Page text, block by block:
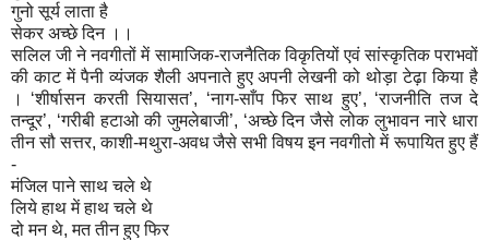
गुनो सूर्य लाता है
सेकर अच्छे दिन ।।
सलिल जी ने नवगीतों में सामाजिक-राजनैतिक विकृतियों एवं सांस्कृतिक पराभवों
की काट में पैनी व्यंजक शैली अपनाते हुए अपनी लेखनी को थोड़ा टेढ़ा किया है
। ‘शीर्षासन करती सियासत’, ‘नाग-साँप फिर साथ हुए’, ‘राजनीति तज दे
तन्दूर’, ‘गरीबी हटाओ की जुमलेबाजी’, ‘अच्छे दिन जैसे लोक लुभावन नारे धारा
तीन सौ सत्तर, काशी-मथुरा-अवध जैसे सभी विषय इन नवगीतो में रूपायित हुए हैं
-
मंजिल पाने साथ चले थे
लिये हाथ में हाथ चले थे
दो मन थे, मत तीन हुए फिर